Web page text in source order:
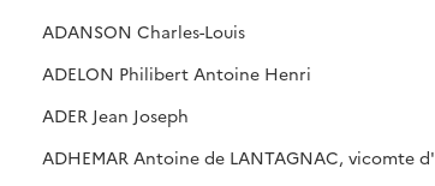
ADANSON Charles-Louis
ADELON Philibert Antoine Henri
ADER Jean Joseph
ADHEMAR Antoine de LANTAGNAC, vicomte d'